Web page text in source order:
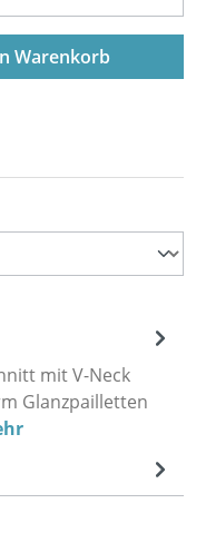
gewünschten
Warenkorb
mit V-Neck
Glanzpailletten